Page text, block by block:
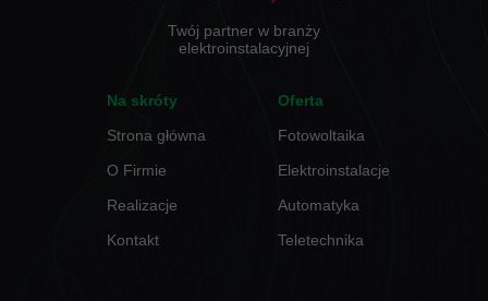
Twój partner w branży
elektroinstalacyjnej
Na skróty
Strona główna
O Firmie
Realizacje
Kontakt
Oferta
Fotowoltaika
Elektroinstalacje
Automatyka
Teletechnika